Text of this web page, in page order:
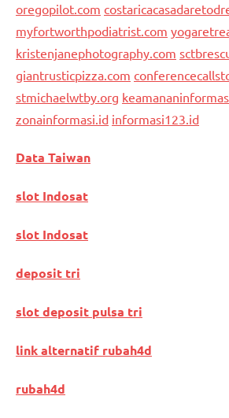
oregopilot.com
myfortworthpodiatrist.com
kristenjanephotography.com
giantrusticpizza.com
stmichaelwtby.org
zonainformasi.id informasi123.id
Data Taiwan
slot Indosat
slot Indosat
deposit tri
slot deposit pulsa tri
link alternatif rubah4d
rubah4d